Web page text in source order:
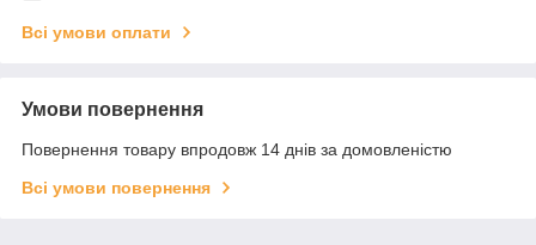
Всі умови оплати
Умови повернення
Повернення товару впродовж 14 днів за домовленістю
Всі умови повернення